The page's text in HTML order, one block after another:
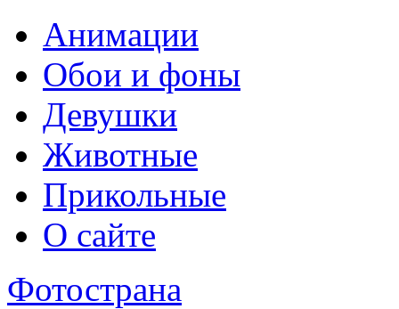
Анимации
Обои и фоны
Девушки
Животные
Прикольные
О сайте
Фотострана